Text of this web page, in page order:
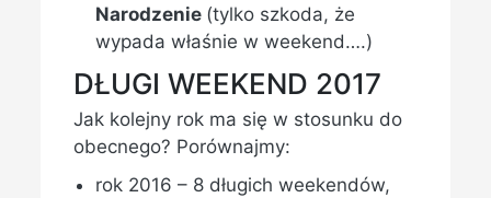
Narodzenie (tylko szkoda, że
wypada właśnie w weekend….)
DŁUGI WEEKEND 2017
Jak kolejny rok ma się w stosunku do
obecnego? Porównajmy:
rok 2016 – 8 długich weekendów,